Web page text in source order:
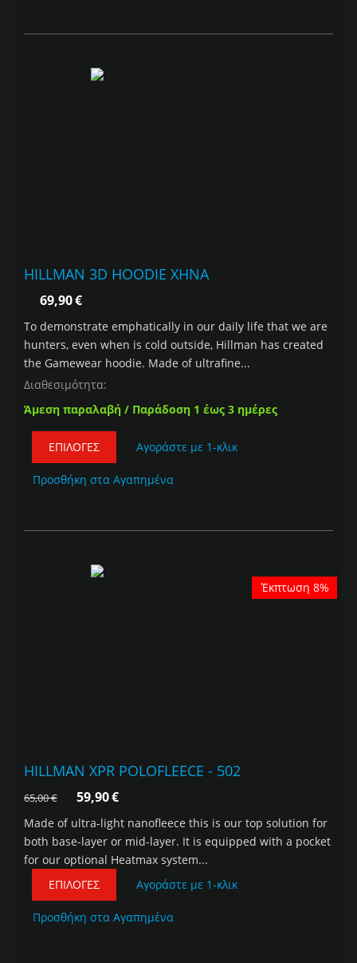
HILLMAN 3D HOODIE ΧΗΝΑ
69,90€
To demonstrate emphatically in our daily life that we are
hunters, even when is cold outside, Hillman has created
the Gamewear hoodie. Made of ultrafine...
Διαθεσιμότητα:
Άμεση παραλαβή / Παράδοση 1 έως 3 ημέρες
ΕΠΙΛΟΓΈΣ Αγοράστε με 1-κλικ
Προσθήκη στα Αγαπημένα
Έκπτωση 8%
HILLMAN XPR POLOFLEECE - 502
65,00€ 59,90€
Made of ultra-light nanofleece this is our top solution for
both base-layer or mid-layer. It is equipped with a pocket
for our optional Heatmax system...
ΕΠΙΛΟΓΈΣ
Αγοράστε με 1-κλικ
Προσθήκη στα Αγαπημένα